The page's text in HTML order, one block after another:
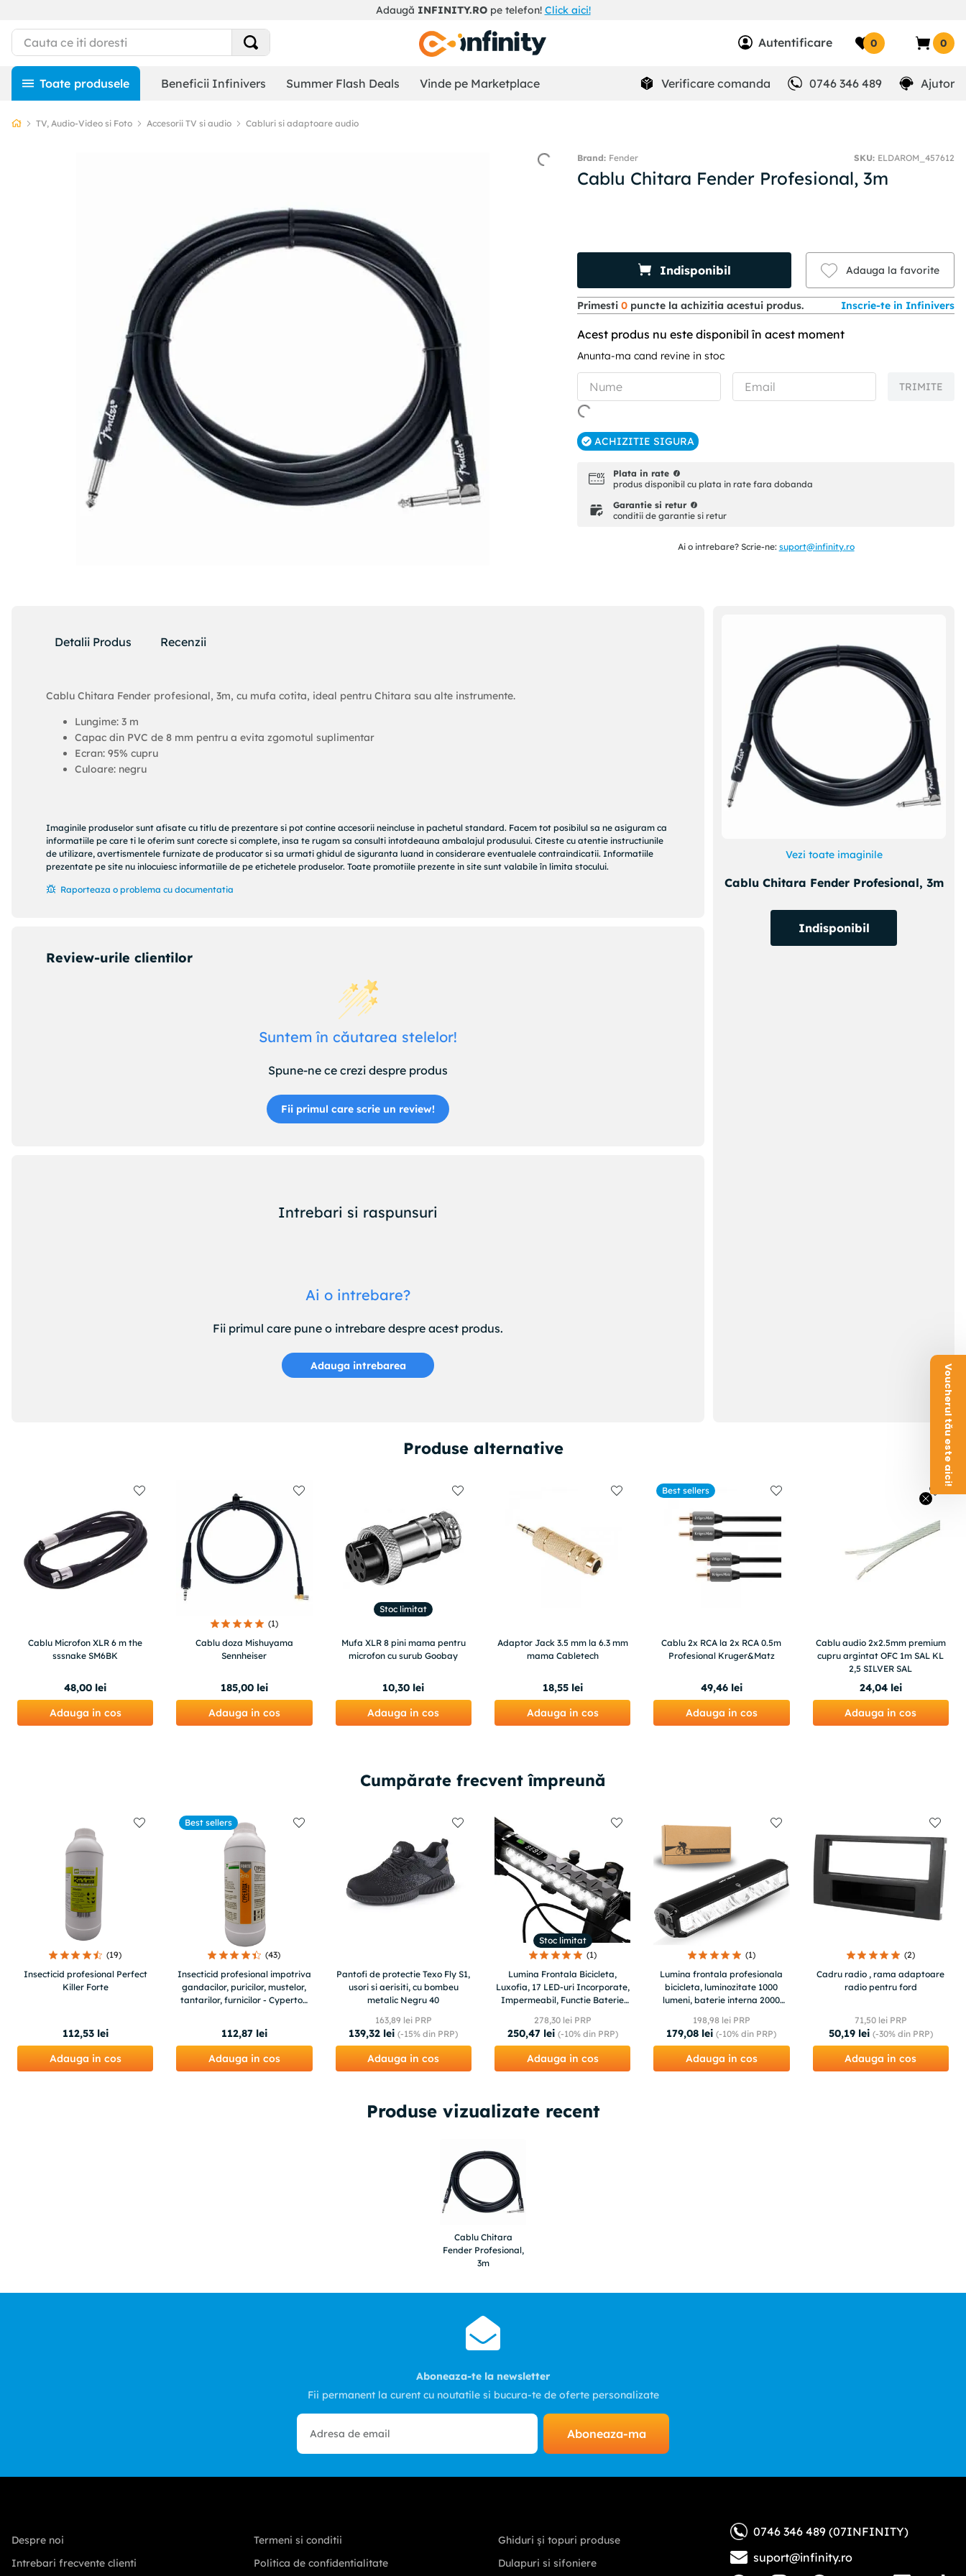
Adaugă INFINITY.ROpe telefon! Click aici!
Autentificare 0 0
Beneficii Infinivers Summer Flash Deals Vinde pe Marketplace Verificare comanda 0746 346 489 Ajutor
TV, Audio-Video si Foto Accesorii TV si audio Cabluri si adaptoare audio
Fender SKU: ELDAROM_457612
Cablu Chitara Fender Profesional, 3m
Indisponibil Adauga la favorite
Primesti0 puncte la achizitia acestui produs. Inscrie-te in Infinivers
Acest produs nu este disponibil în acest moment
Anunta-ma cand revine in stoc
TRIMITE
ACHIZITIE SIGURA
Plata in rate
produs disponibil cu plata in rate fara dobanda
Garantie si retur
conditii de garantie si retur
Ai o intrebare? Scrie-ne: suport@infinity.ro
Detalii Produs Recenzii
Cablu Chitara Fender profesional, 3m, cu mufa cotita, ideal pentru Chitara sau alte instrumente.
Lungime: 3 m
Capac din PVC de 8 mm pentru a evita zgomotul suplimentar
Ecran: 95% cupru
Culoare: negru
Imaginile produselor sunt afisate cu titlu de prezentare si pot contine accesorii neincluse in pachetul standard. Facem tot posibilul sa ne asiguram ca
informatiile pe care ti le oferim sunt corecte si complete, insa te rugam sa consulti intotdeauna ambalajul produsului. Citeste cu atentie instructiunile
de utilizare, avertismentele furnizate de producator si sa urmati ghidul de siguranta luand in considerare eventualele contraindicatii. Informatiile
prezentate pe site nu inlocuiesc informatiile de pe etichetele produselor. Toate promotiile prezente in site sunt valabile în limita stocului.
Raporteaza o problema cu documentatia
Review-urile clientilor
Suntem în căutarea stelelor!
Spune-ne ce crezi despre produs
Fii primul care scrie un review!
Intrebari si raspunsuri
Ai o intrebare?
Fii primul care pune o intrebare despre acest produs.
Adauga intrebarea
Vezi toate imaginile
Cablu Chitara Fender Profesional, 3m
Indisponibil
Produse alternative
Cablu Microfon XLR 6 m the
sssnake SM6BK
48,00 lei
Adauga in cos
(1)
Cablu doza Mishuyama
Sennheiser
185,00 lei
Adauga in cos
Stoc limitat
Mufa XLR 8 pini mama pentru
microfon cu surub Goobay
10,30 lei
Adauga in cos
Adaptor Jack 3.5 mm la 6.3 mm
mama Cabletech
18,55 lei
Adauga in cos
Best sellers
Cablu 2x RCA la 2x RCA 0.5m
Profesional Kruger&Matz
49,46 lei
Adauga in cos
Cablu audio 2x2.5mm premium
cupru argintat OFC 1m SAL KL
2,5 SILVER SAL
24,04 lei
Adauga in cos
Cumpărate frecvent împreună
(19)
Insecticid profesional Perfect
Killer Forte
112,53 lei
Adauga in cos
Best sellers
(43)
Insecticid profesional impotriva
gandacilor, puricilor, mustelor,
tantarilor, furnicilor - Cypertox
112,87 lei
Adauga in cos
Pantofi de protectie Texo Fly S1,
usori si aerisiti, cu bombeu
metalic Negru 40
163,89 lei PRP
139,32 lei (-15% din PRP)
Adauga in cos
Stoc limitat
(1)
Lumina Frontala Bicicleta,
Luxofia, 17 LED-uri Incorporate,
Impermeabil, Functie Baterie
278,30lei PRP
250,47 lei (-10%din PRP)
Adauga in cos
(1)
Lumina frontala profesionala
bicicleta, luminozitate 1000
lumeni, baterie interna 2000
198,98lei PRP
179,08 lei (-10% din PRP)
Adauga in cos
(2)
Cadru radio , rama adaptoare
radio pentru ford
71,50lei PRP
50,19 lei (-30%din PRP)
Adauga in cos
Produse vizualizate recent
Cablu Chitara
Fender Profesional,
3m
Aboneaza-te la newsletter
Fii permanent la curent cu noutatile si bucura-te de oferte personalizate
Aboneaza-ma
Despre noi
Intrebari frecvente clienti
Termeni si conditii
Politica de confidentialitate
Ghiduri și topuri produse
Dulapuri si sifoniere
0746 346 489 (07INFINITY)
suport@infinity.ro
Voucherul tău este aici!